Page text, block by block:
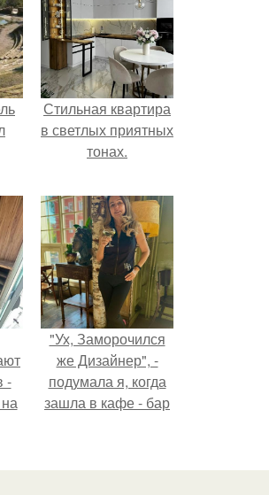
Стильная квартира
в светлых приятных
тонах.
-
"Ух, Заморочился
же Дизайнер", -
подумала я, когда
зашла в кафе - бар